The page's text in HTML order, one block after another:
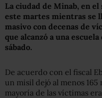
La ciudad de Minab, en
este martes mientras se
masivo con decenas de
que alcanzó a una
sábado.
De acuerdo con el fiscal
un misil dejó al menos
mayoría de las víctimas